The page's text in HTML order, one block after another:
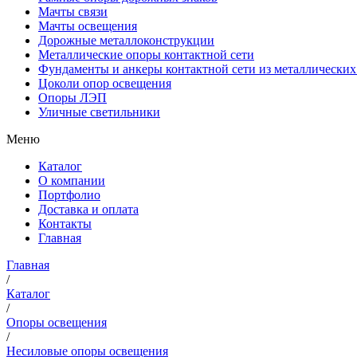
Мачты связи
Мачты освещения
Дорожные металлоконструкции
Металлические опоры контактной сети
Фундаменты и анкеры контактной сети из
Цоколи опор освещения
Опоры ЛЭП
Уличные светильники
Меню
Каталог
О компании
Портфолио
Доставка и оплата
Контакты
Главная
Главная
/
Каталог
/
Опоры освещения
/
Несиловые опоры освещения